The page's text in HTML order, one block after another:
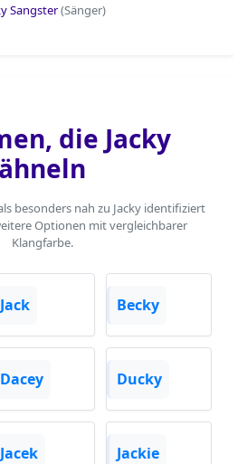
Sangster(Sänger)
die Jacky
ähneln
besonders nah zu Jacky identifiziert
Optionen mit vergleichbarer
Klangfarbe.
Jack Becky
Dacey Ducky
Jacek Jackie